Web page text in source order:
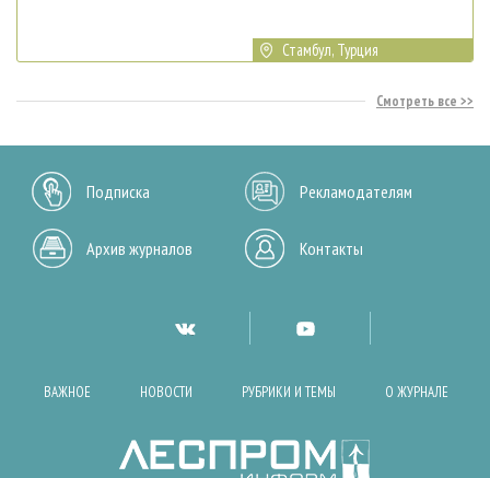
Стамбул, Турция
Смотреть все
Подписка Рекламодателям
Архив журналов Контакты
ВАЖНОЕ НОВОСТИ РУБРИКИ И ТЕМЫ О ЖУРНАЛЕ